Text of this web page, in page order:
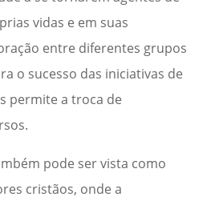
vidas e em suas
entre diferentes grupos
o sucesso das iniciativas de
permite a troca de
pode ser vista como
cristãos, onde a